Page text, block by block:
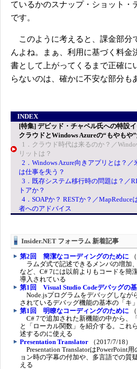
ているかのスナップ・ショット・
です。
このように考えると、課金部分
んよね。まぁ、利用に基づく料金
書として上がってくるまで正確に
らないのは、確かに不安な部分も
INDEX
[特集] デビッド・チャペル氏への特設
クラウドとWindows Azureの“もやもや”
1．クラウド時代は来るのか？／
リットは？
2．Windows Azure向きアプリとは？／
は仕事を失う？
3．既存システム移行時の問題は？／
トアか？
4．SOAPか？ RESTか？／
者へのアドバイス
Insider.NET フォーラム 新着記事
第2回 簡潔なコーディングのために
ラムダ式で記述できるメンバの増加
など、C# 7には以前よりもコードを簡
導入されている
第1回 Visual Studio Codeデバッグの
Node.jsプログラムをデバッグしなが
されているデバッグ機能の基本の「キ
第1回 明瞭なコーディングのために
C# 7で追加された新機能の中から、
と「ローカル関数」を紹介する。これ
述するのに使える
Presentation Translator （2017/7/18）
Presentation TranslatorはPowerPoint
ョン時の字幕の付加や、多言語での質
える